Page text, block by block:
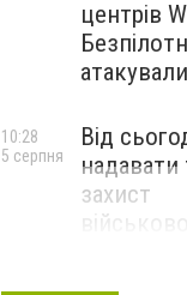
центрів
Від
захист
10:28
5 серпня